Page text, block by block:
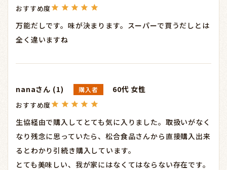
万能だしです。味が決まります。スーパーで買うだしとは
全く違いますね
nana 1 購入者 60代 女性
生協経由で購入してとても気に入りました。取扱いがなく
なり残念に思っていたら、松合食品さんから直接購入出来
るとわかり引続き購入しています。
とても美味しい、我が家にはなくてはならない存在です。